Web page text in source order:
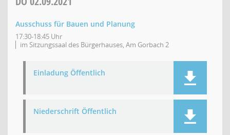
Ausschuss für Bauen und Planung
17:30-18:45 Uhr
im Sitzungssaal des Bürgerhauses, Am Gorbach 2
Einladung Öffentlich
Niederschrift Öffentlich